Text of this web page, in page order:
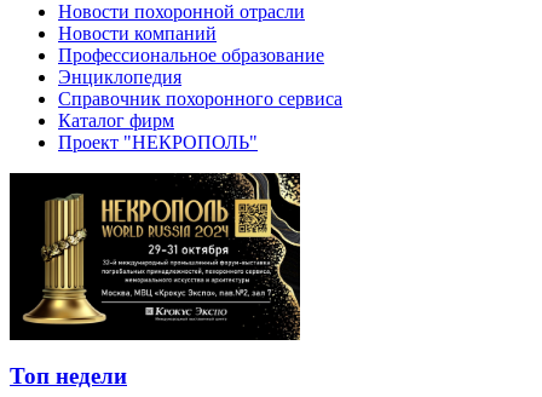
Новости похоронной отрасли
Новости компаний
Профессиональное образование
Энциклопедия
Справочник похоронного сервиса
Каталог фирм
Проект "НЕКРОПОЛЬ"
Топ недели